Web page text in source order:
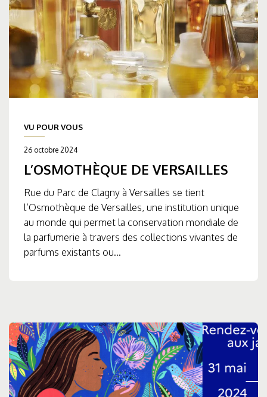
VU POUR VOUS
26 octobre 2024
L’OSMOTHÈQUE DE VERSAILLES
Rue du Parc de Clagny à Versailles se tient
l’Osmothèque de Versailles, une institution unique
au monde qui permet la conservation mondiale de
la parfumerie à travers des collections vivantes de
parfums existants ou...